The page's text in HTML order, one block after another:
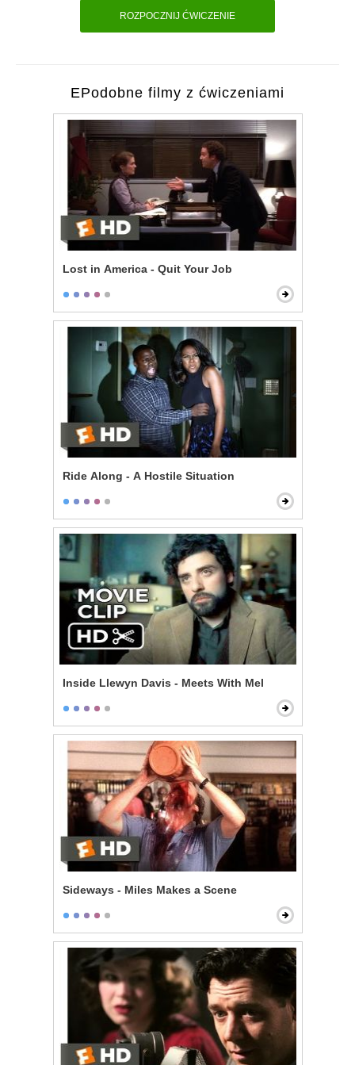
ROZPOCZNIJ ĆWICZENIE
EPodobne filmy z ćwiczeniami
Lost in America - Quit Your Job
Ride Along - A Hostile Situation
Inside Llewyn Davis - Meets With Mel
Sideways - Miles Makes a Scene